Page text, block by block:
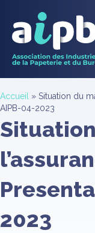
Accueil » Situation du
AIPB-04-2023
2023